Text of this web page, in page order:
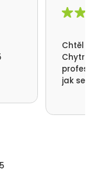
Chtěl
Chytrá
jak se